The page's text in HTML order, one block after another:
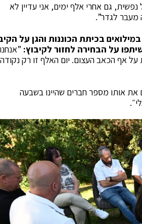
גם אחרי אלף ימים, אני עדיין לא
מעבר לגדר”.
בכיתת הכוננות והגן על
על הבחירה לחזור לקיבוץ:
אף הכאב העצום. יום האלף זו רק נקודה
את אותו מספר חברים שהיינו בשבעה